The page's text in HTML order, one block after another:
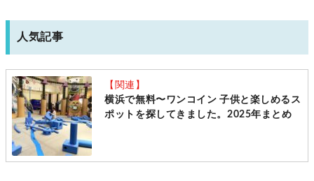
人気記事
【関連】
横浜で無料〜ワンコイン 子供と楽しめるス
ポットを探してきました。2025年まとめ